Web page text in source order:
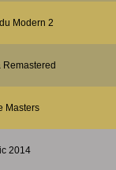
Modern 2
Remastered
Masters
2014